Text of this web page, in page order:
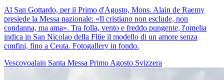
Al San Gottardo, per il Primo d'Agosto, Mons. Alain de Raemy
presiede la Messa nazionale: «Il cristiano non esclude, non
condanna, ma ama». Tra folla, vento e freddo pungente, l'omelia
indica in San Nicolao della Flüe il modello di un amore senza
confini, fino a Ceuta. Fotogallery in fondo.
Vescovoalain Santa Messa Primo Agosto Svizzera